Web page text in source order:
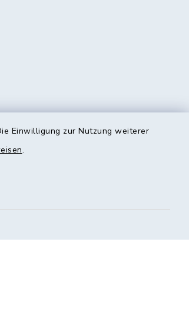
Einwilligung zur Nutzung weiterer
.